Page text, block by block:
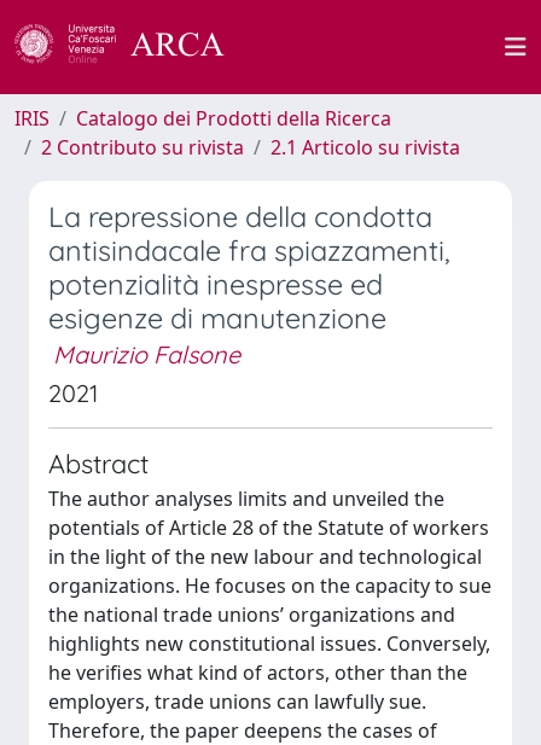
IRIS
Catalogo dei Prodotti della Ricerca
2 Contributo su rivista
2.1 Articolo su rivista
La repressione della condotta
antisindacale fra spiazzamenti,
potenzialità inespresse ed
esigenze di manutenzione
Maurizio Falsone
2021
Abstract
The author analyses limits and unveiled the
potentials of Article 28 of the Statute of workers
in the light of the new labour and technological
organizations. He focuses on the capacity to sue
the national trade unions’ organizations and
highlights new constitutional issues. Conversely,
he verifies what kind of actors, other than the
employers, trade unions can lawfully sue.
Therefore, the paper deepens the cases of